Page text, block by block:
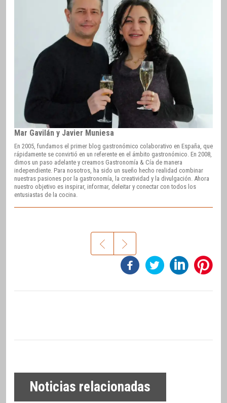
Mar Gavilán y Javier Muniesa
En 2005, fundamos el primer blog gastronómico colaborativo en España, que
rápidamente se convirtió en un referente en el ámbito gastronómico. En 2008,
dimos un paso adelante y creamos Gastronomía & Cía de manera
independiente. Para nosotros, ha sido un sueño hecho realidad combinar
nuestras pasiones por la gastronomía, la creatividad y la divulgación. Ahora
nuestro objetivo es inspirar, informar, deleitar y conectar con todos los
entusiastas de la cocina.
Noticias relacionadas